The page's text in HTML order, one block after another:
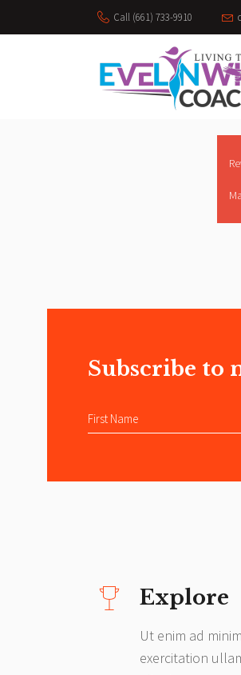
Call (661) 733-9910
Subscribe to
Explore
Ut enim ad
exercitation